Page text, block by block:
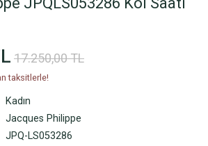
17.250,00 TL
taksitlerle!
Kadın
Jacques Philippe
JPQ-LS053286